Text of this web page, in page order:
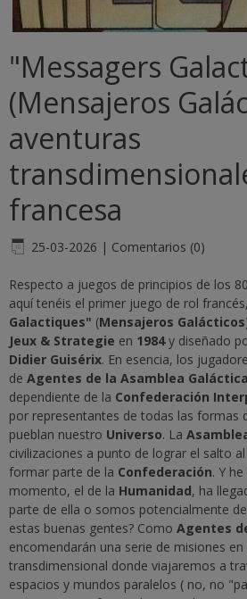
"Messagers
(Mensajeros
aventuras
francesa
25-03-2026 | Comentarios (0)
Respecto a juegos de principios de los
aquí tenéis el primer juego de rol francés,
Galactiques" (Mensajeros Galácticos
Jeux & Strategie en 1984y diseñado
Didier Guisérix. En esencia, los
de Agentes de la Asamblea Galáctica
dependiente de la Confederación
por representantes de todas las formas
pueblan nuestro Universo. La
civilizaciones a punto de lograr el salto
formar parte de la Confederación. Y
momento, el de la Humanidad, ha
parte de ella o somos potencialmente
estas buenas gentes? Como Agentes
encomendarán una serie de misiones en
transdimensional donde viajaremos a
espacios y mundos paralelos ( no, no